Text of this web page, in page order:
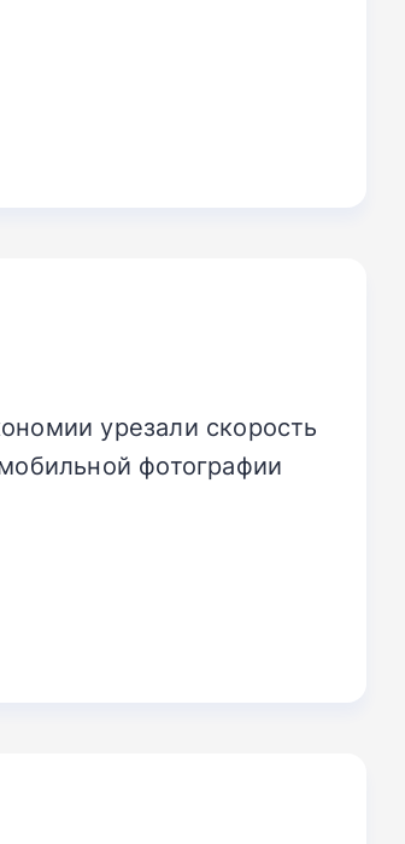
урезали скорость
фотографии